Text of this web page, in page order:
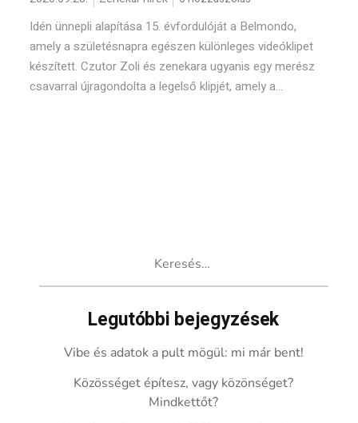
Idén ünnepli alapítása 15. évfordulóját a Belmondo,
amely a születésnapra egészen különleges videóklipet
készített. Czutor Zoli és zenekara ugyanis egy merész
csavarral újragondolta a legelső klipjét, amely a...
Legutóbbi bejegyzések
Vibe és adatok a pult mögül: mi már bent!
Közösséget építesz, vagy közönséget?
Mindkettőt?